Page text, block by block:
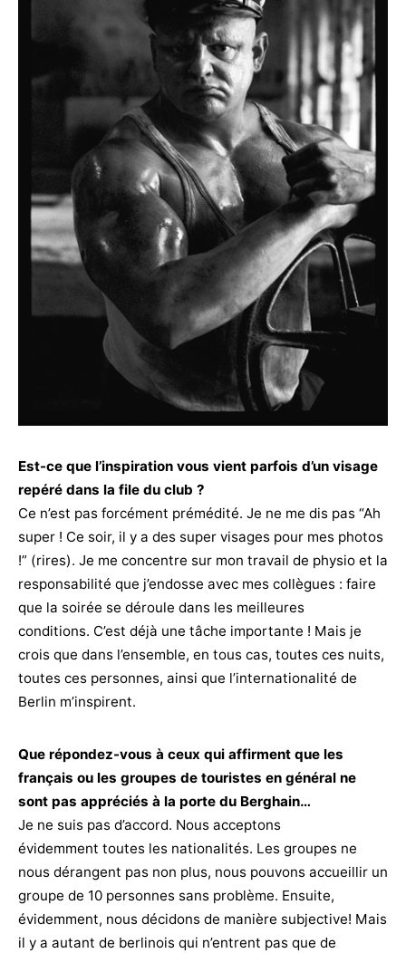
Est-ce que l’inspiration vous vient parfois d’un visage
repéré dans la file du club ?
Ce n’est pas forcément prémédité. Je ne me dis pas “Ah
super ! Ce soir, il y a des super visages pour mes photos
!” (rires). Je me concentre sur mon travail de physio et la
responsabilité que j’endosse avec mes collègues : faire
que la soirée se déroule dans les meilleures
conditions. C’est déjà une tâche importante ! Mais je
crois que dans l’ensemble, en tous cas, toutes ces nuits,
toutes ces personnes, ainsi que l’internationalité de
Berlin m’inspirent.
Que répondez-vous à ceux qui affirment que les
français ou les groupes de touristes en général ne
sont pas appréciés à la porte du Berghain…
Je ne suis pas d’accord. Nous acceptons
évidemment toutes les nationalités. Les groupes ne
nous dérangent pas non plus, nous pouvons accueillir un
groupe de 10 personnes sans problème. Ensuite,
évidemment, nous décidons de manière subjective! Mais
il y a autant de berlinois qui n’entrent pas que de